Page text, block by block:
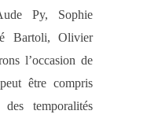
Py, Sophie
Bartoli, Olivier
l’occasion de
être compris
temporalités